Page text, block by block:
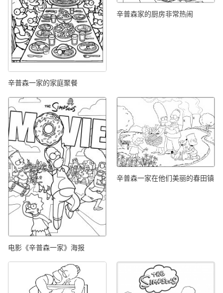
辛普森一家的家庭聚餐
辛普森家的厨房非常热闹
电影《辛普森一家》海报
辛普森一家在他们美丽的春田镇